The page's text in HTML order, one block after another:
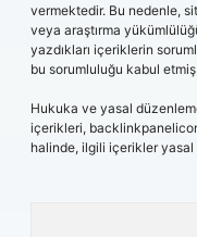
vermektedir. Bu nedenle,
veya araştırma
yazdıkları içeriklerin
bu sorumluluğu kabul etmiş
Hukuka ve yasal
içerikleri,
halinde, ilgili içerikler yasal